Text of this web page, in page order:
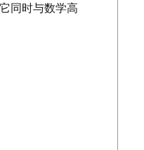
同时与数学高